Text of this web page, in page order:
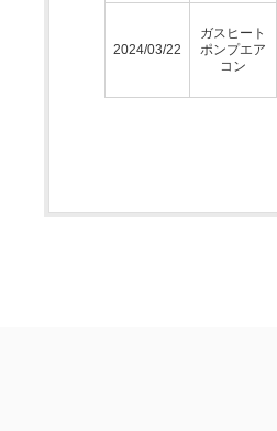
2024/03/22
ガスヒート
ポンプエア
コン